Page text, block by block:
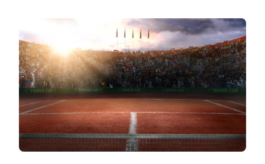
ANNEXES
PRÉVOIR
LORS
DE
LA
D’UN
COURT
DE
À
CHARTRES
POUR